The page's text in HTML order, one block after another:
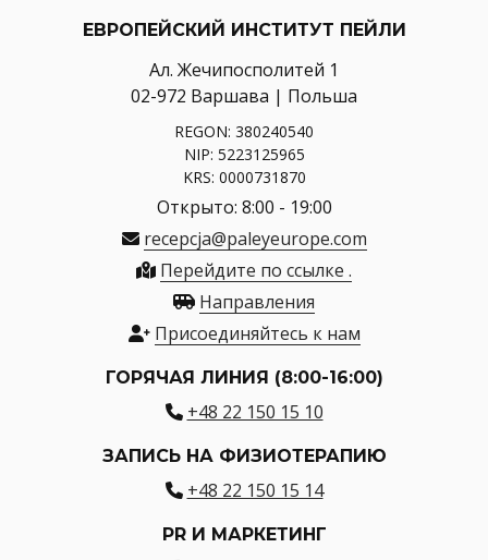
ЕВРОПЕЙСКИЙ ИНСТИТУТ ПЕЙЛИ
Ал. Жечипосполитей 1
02-972 Варшава | Польша
REGON: 380240540
NIP: 5223125965
KRS: 0000731870
Открыто: 8:00 - 19:00
recepcja@paleyeurope.com
Перейдите по ссылке .
Направления
Присоединяйтесь к нам
ГОРЯЧАЯ ЛИНИЯ (8:00-16:00)
+48 22 150 15 10
ЗАПИСЬ НА ФИЗИОТЕРАПИЮ
+48 22 150 15 14
PR И МАРКЕТИНГ